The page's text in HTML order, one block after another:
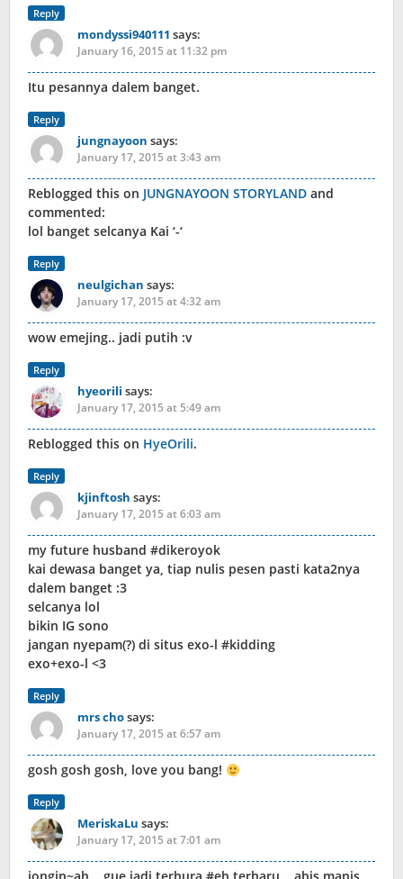
Reply
mondyssi940111 says:
January 16, 2015 at 11:32 pm
Itu pesannya dalem banget.
Reply
jungnayoon says:
January 17, 2015 at 3:43 am
Reblogged this on JUNGNAYOON STORYLAND and
commented:
lol banget selcanya Kai ‘-‘
Reply
neulgichan says:
January 17, 2015 at 4:32 am
wow emejing.. jadi putih :v
Reply
hyeorili says:
January 17, 2015 at 5:49 am
Reblogged this on HyeOrili.
Reply
kjinftosh says:
January 17, 2015 at 6:03 am
my future husband #dikeroyok
kai dewasa banget ya, tiap nulis pesen pasti kata2nya
dalem banget :3
selcanya lol
bikin IG sono
jangan nyepam(?) di situs exo-l #kidding
exo+exo-l <3
Reply
mrs chosays:
January 17, 2015 at 6:57 am
gosh gosh gosh, love you bang!
Reply
MeriskaLu says:
January 17, 2015 at 7:01 am